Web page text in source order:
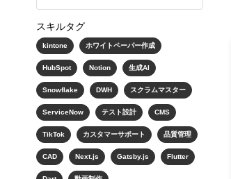
スキルタグ
kintone ホワイトペーパー作成
HubSpot Notion 生成AI
Snowflake DWH スクラムマスター
ServiceNow テスト設計 CMS
TikTok カスタマーサポート 品質管理
CAD Next.js Gatsby.js Flutter